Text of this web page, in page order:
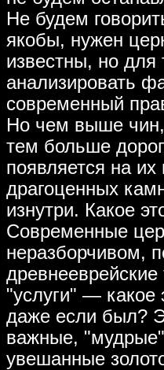
Не будем
якобы, нужен
известны, но для
анализировать
современный
Но чем выше чин,
тем больше
появляется на
драгоценных
изнутри. Какое
Современные
неразборчивом,
"услуги" — какое
даже если был?
важные,
увешанные